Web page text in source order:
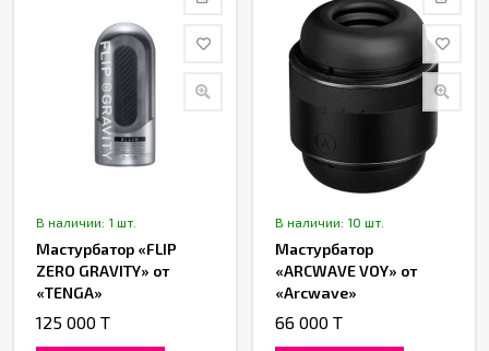
В наличии: 1 шт.
Мастурбатор «FLIP
ZERO GRAVITY» от
«TENGA»
125 000 T
В наличии: 10 шт.
Мастурбатор
«ARCWAVE VOY» от
«Arcwave»
66 000 T